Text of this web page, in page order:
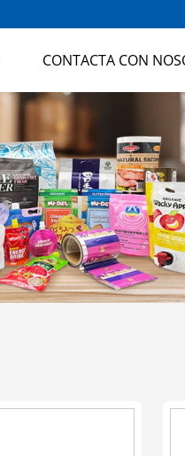
CONTACTA CON